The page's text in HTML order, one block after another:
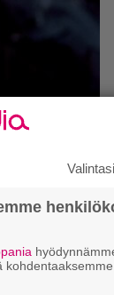
–
Valintasi